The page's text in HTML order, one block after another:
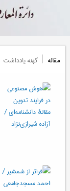
مقاله کهنه یادداشت